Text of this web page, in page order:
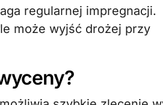
regularnej impregnacji.
może wyjść drożej przy